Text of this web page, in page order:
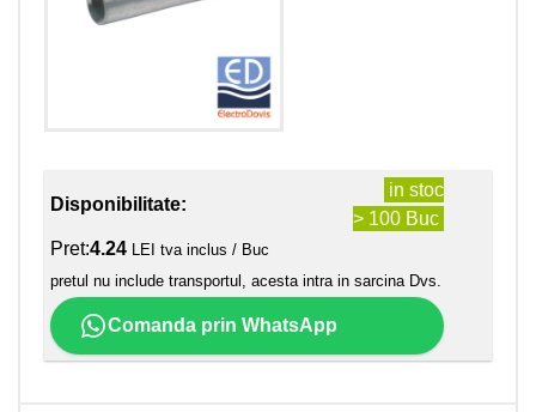
Disponibilitate:
in stoc
> 100 Buc
Pret:4.24 LEI tva inclus / Buc
pretul nu include transportul, acesta intra in sarcina Dvs.
Comanda prin WhatsApp